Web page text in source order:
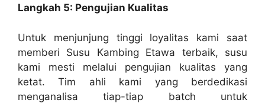
Langkah 5: Pengujian Kualitas
Untuk menjunjung tinggi loyalitas kami saat
memberi Susu Kambing Etawa terbaik, susu
kami mesti melalui pengujian kualitas yang
ketat. Tim ahli kami yang berdedikasi
menganalisa tiap-tiap batch untuk